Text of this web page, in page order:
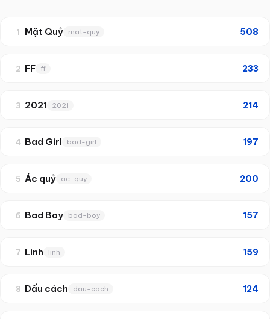
1 Mặt Quỷ mat-quy 508
2 FF ff 233
3 2021 2021 214
4 Bad Girl bad-girl 197
5 Ác quỷ ac-quy 200
6 Bad Boy bad-boy 157
7 Linh linh 159
8 Dấu cách dau-cach 124